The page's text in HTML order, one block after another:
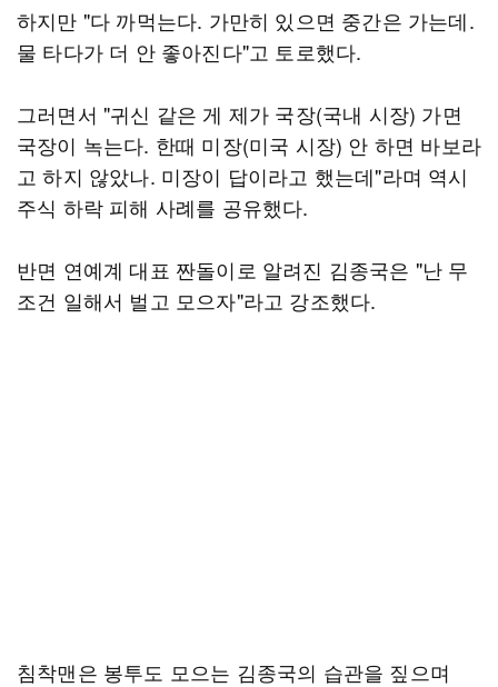
하지만 "다 까먹는다. 가만히 있으면 중간은 가는데.
물 타다가 더 안 좋아진다"고 토로했다.
그러면서 "귀신 같은 게 제가 국장(국내 시장) 가면
국장이 녹는다. 한때 미장(미국 시장) 안 하면 바보라
고 하지 않았나. 미장이 답이라고 했는데"라며 역시
주식 하락 피해 사례를 공유했다.
반면 연예계 대표 짠돌이로 알려진 김종국은 "난 무
조건 일해서 벌고 모으자"라고 강조했다.
침착맨은 봉투도 모으는 김종국의 습관을 짚으며